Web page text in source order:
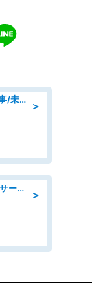
＞
社団法人での保健師・看護師のお仕事/未経験OK/要資格:普通免許、保健師、正看護師
＞
介護職・ヘルパー/津市/三重県/デイサービス/近鉄名古屋線